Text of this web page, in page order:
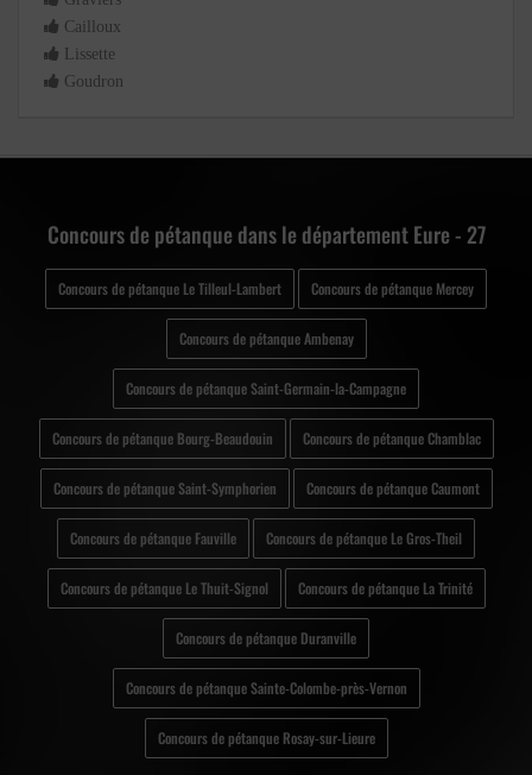
Cailloux
Lissette
Goudron
Concours de pétanque dans le département Eure - 27
Concours de pétanque Le Tilleul-Lambert Concours de pétanque Mercey
Concours de pétanque Ambenay
Concours de pétanque Saint-Germain-la-Campagne
Concours de pétanque Bourg-Beaudouin Concours de pétanque Chamblac
Concours de pétanque Saint-Symphorien Concours de pétanque Caumont
Concours de pétanque Fauville Concours de pétanque Le Gros-Theil
Concours de pétanque Le Thuit-Signol Concours de pétanque La Trinité
Concours de pétanque Duranville
Concours de pétanque Sainte-Colombe-près-Vernon
Concours de pétanque Rosay-sur-Lieure